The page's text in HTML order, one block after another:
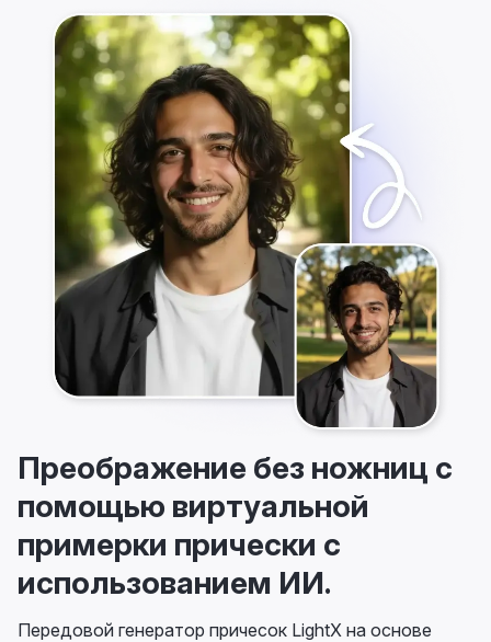
Преображение без ножниц с
помощью виртуальной
примерки прически с
использованием ИИ.
Передовой генератор причесок LightX на основе